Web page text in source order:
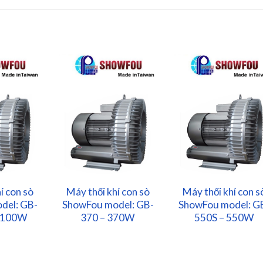
con sò
GB-
Máy thổi khí con sò
ShowFou model: GB-
370 – 370W
Máy thổi khí con
ShowFou model:
550S – 550W